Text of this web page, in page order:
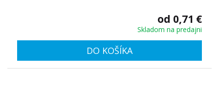
od 0,71 €
Skladom na predajni
DO KOŠÍKA